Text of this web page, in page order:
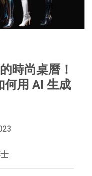
時尚桌曆！
何用 AI 生成